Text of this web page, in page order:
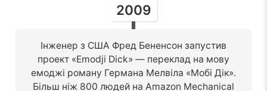
2009
Інженер з США Фред Бененсон запустив
проект «Emodji Dick» — переклад на мову
емоджі роману Германа Мелвіла «Мобі Дік».
Більш ніж 800 людей на Amazon Mechanical